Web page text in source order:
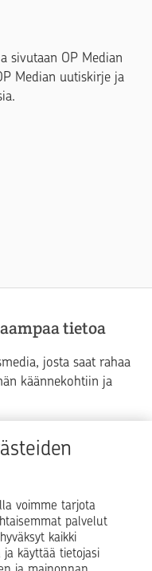
voimme tarjota
palvelut
kaikki
käyttää tietojasi
sivutaan OP Median
Median uutiskirje ja
tietoa
josta saat rahaa
käännekohtiin ja
Yrityselämä
Vahinkoapu